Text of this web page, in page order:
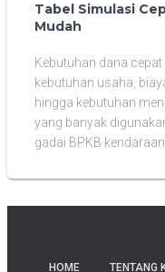
Tabel Simulasi
Mudah
Kebutuhan dana
kebutuhan usaha,
hingga kebutuhan
yang banyak
gadai BPKB
HOME TENTANG